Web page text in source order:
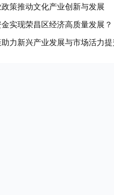
策推动文化产业创新与发展
实现荣昌区经济高质量发展？
力新兴产业发展与市场活力